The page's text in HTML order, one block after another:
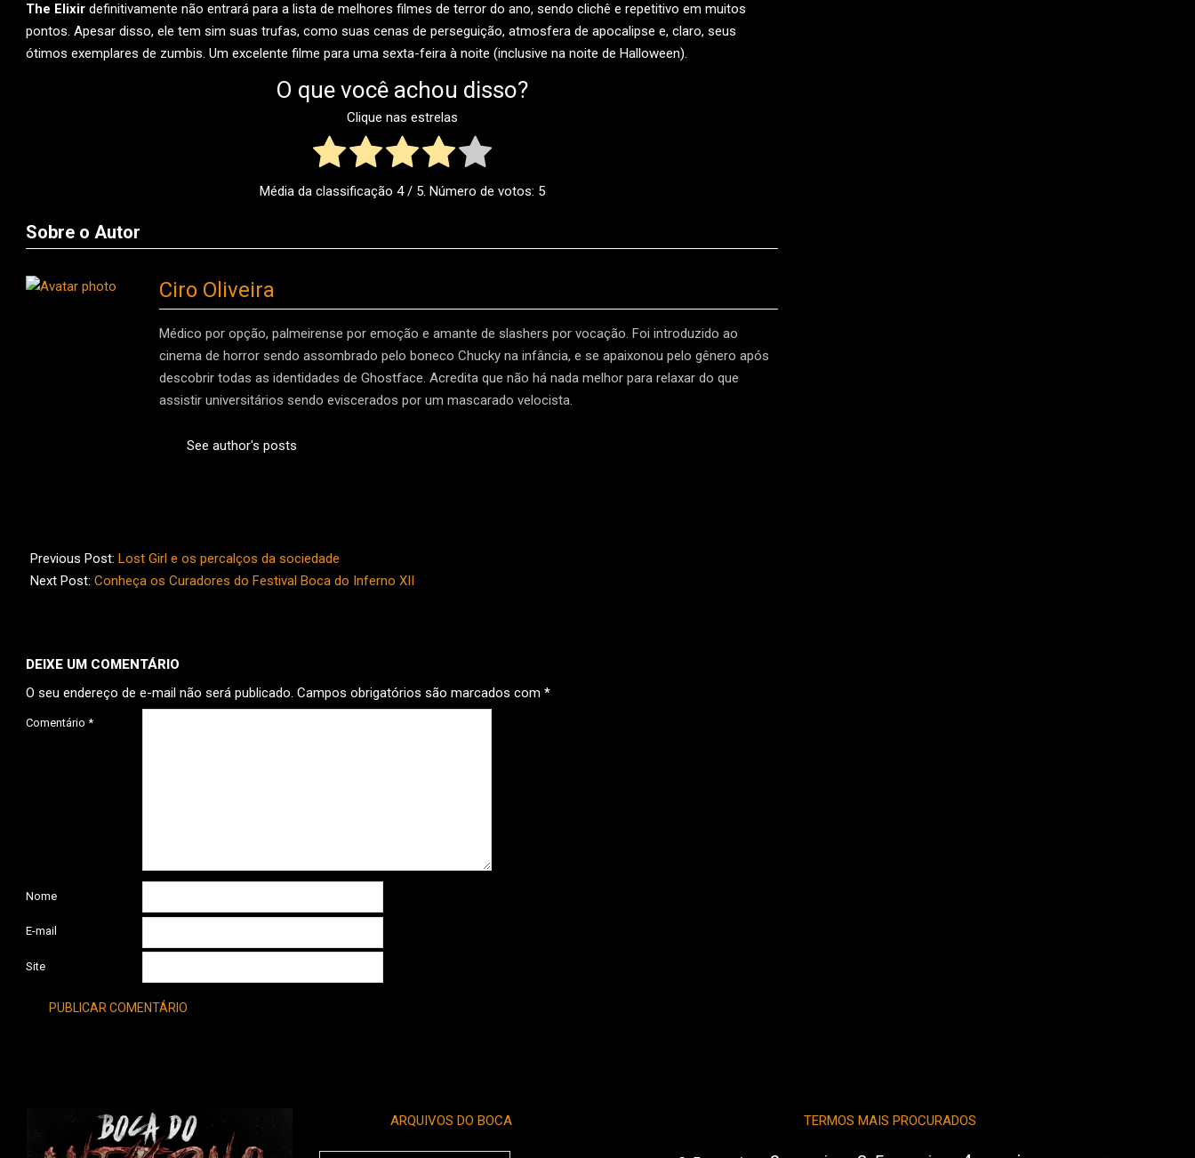
The Elixir definitivamente não entrará para a lista de melhores filmes de terror do ano, sendo clichê e repetitivo em muitos
pontos. Apesar disso, ele tem sim suas trufas, como suas cenas de perseguição, atmosfera de apocalipse e, claro, seus
ótimos exemplares de zumbis. Um excelente filme para uma sexta-feira à noite (inclusive na noite de Halloween).
O que você achou disso?
Clique nas estrelas
Média da classificação 4/ 5. Número de votos: 5
Sobre o Autor
Ciro Oliveira
Médico por opção, palmeirense por emoção e amante de slashers por vocação. Foi introduzido ao
cinema de horror sendo assombrado pelo boneco Chucky na infância, e se apaixonou pelo gênero após
descobrir todas as identidades de Ghostface. Acredita que não há nada melhor para relaxar do que
assistir universitários sendo eviscerados por um mascarado velocista.
See author's posts
11-
02
Previous Post: Lost Girl e os percalços da sociedade
Next Post: Conheça os Curadores do Festival Boca do Inferno XII
DEIXE UM COMENTÁRIO
O seu endereço de e-mail não será publicado. Campos obrigatórios são marcados com *
Comentário *
Nome
E-mail
Site
ARQUIVOS DO BOCA TERMOS MAIS PROCURADOS